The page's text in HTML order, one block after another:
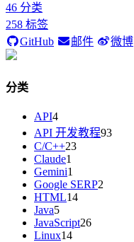
46 分类
258 标签
GitHub
邮件 微博
分类
API4
API 开发教程93
C/C++23
Claude1
Gemini1
Google SERP2
HTML14
Java5
JavaScript26
Linux14